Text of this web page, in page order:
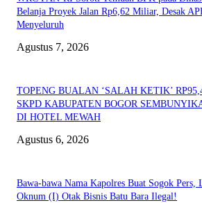
Belanja Proyek Jalan Rp6,62 Miliar, Desak
Menyeluruh
Agustus 7, 2026
TOPENG BUALAN ‘SALAH KETIK’
SKPD KABUPATEN BOGOR
DI HOTEL MEWAH
Agustus 6, 2026
Bawa-bawa Nama Kapolres Buat Sogok
Oknum (I) Otak Bisnis Batu Bara Ilegal!